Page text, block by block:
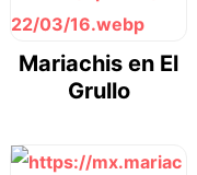
Mariachis en El
Grullo